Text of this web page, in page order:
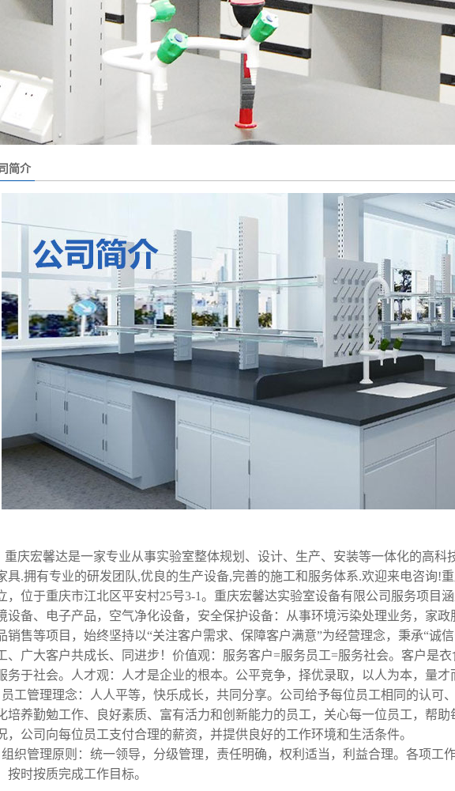
纯水龙头
冷藏柜
洁净门系列
输液椅
pp吊柜
不锈钢水盆
实验室不锈钢系列产品
试剂架
实验室规划设计
实验室 建设
医疗家具系列
简介
重庆宏馨达是一家专业从事实验室整体规划、设计、生产、安装等一体化的高科
具.拥有专业的研发团队,优良的生产设备,完善的施工和服务体系.欢迎来电咨询!
，位于重庆市江北区平安村25号3-1。重庆宏馨达实验室设备有限公司服务项目
设备、电子产品，空气净化设备，安全保护设备：从事环境污染处理业务，家
销售等项目，始终坚持以“关注客户需求、保障客户满意”为经营理念，秉承“诚
、广大客户共成长、同进步！价值观：服务客户=服务员工=服务社会。客户是
务于社会。人才观：人才是企业的根本。公平竞争，择优录取，以人为本，量才
员工管理理念：人人平等，快乐成长，共同分享。公司给予每位员工相同的认可
培养勤勉工作、良好素质、富有活力和创新能力的员工，关心每一位员工，帮
，公司向每位员工支付合理的薪资，并提供良好的工作环境和生活条件。
组织管理原则：统一领导，分级管理，责任明确，权利适当，利益合理。各项工
按时按质完成工作目标。